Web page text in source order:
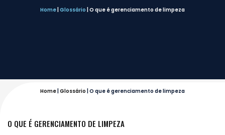
Home Glossário O que é gerenciamento de limpeza
Home Glossário O que é gerenciamento de limpeza
O QUE É GERENCIAMENTO DE LIMPEZA